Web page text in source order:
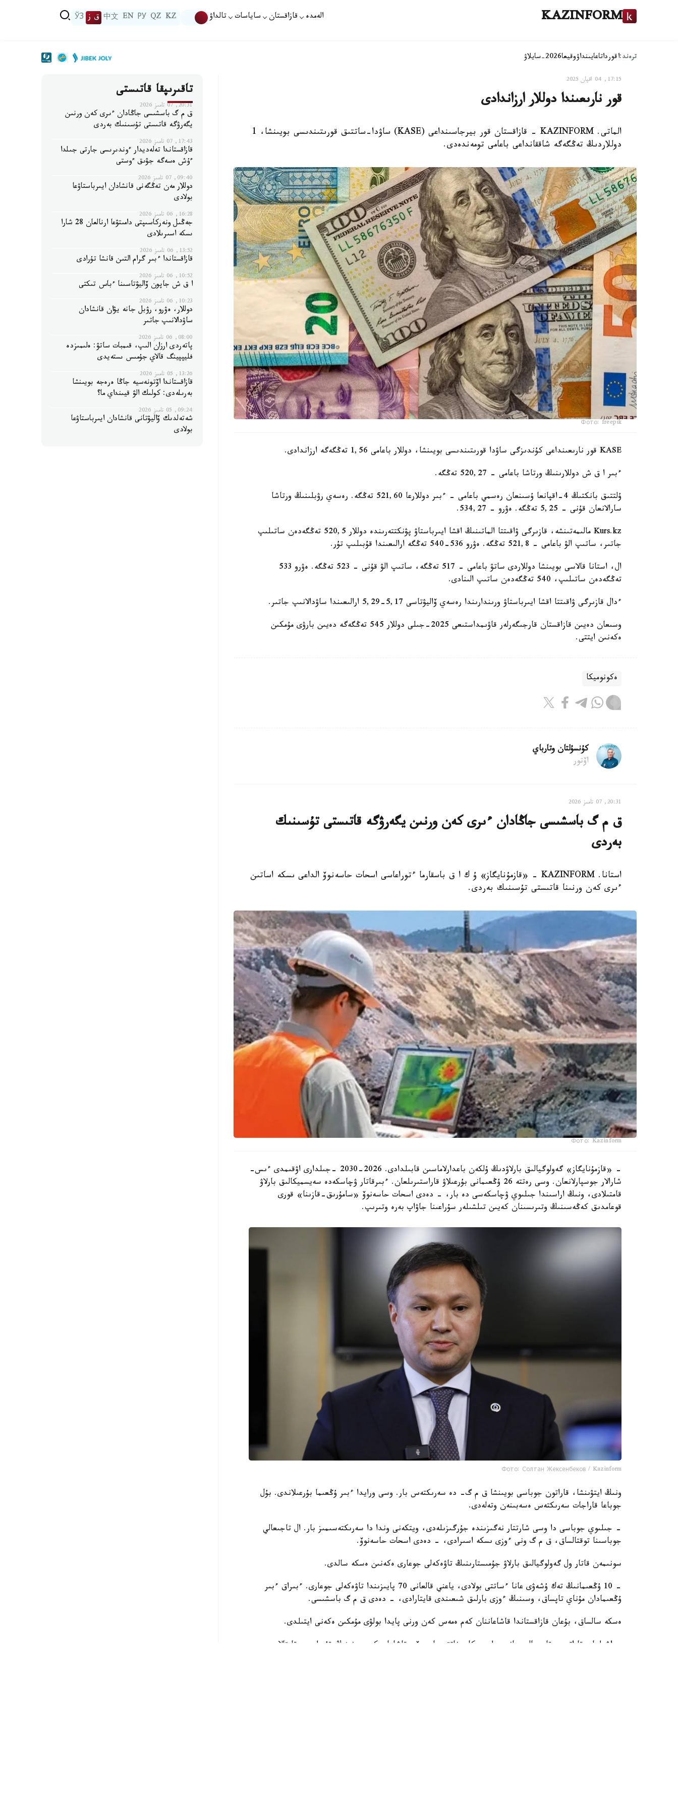
KAZINFORM الەمدە قازاقستان ساياسات تالداۋ KZ
QZ
РУ
EN
中文 ق ز ЎЗ
ترەند:اقورداتاعايىنداۋوقيعا2026-سايلاۋ
17:15, 04 اقپان 2025
قور نارىعىندا دوللار ارزاندادى
الماتى. KAZINFORM - قازاقستان قور بيرجاسىنداعى (KASE) ساۋدا-ساتتىق قورىتىندىسى بويىنشا، 1
دوللاردىڭ تەڭگەگە شاققانداعى باعامى تومەندەدى.
Фото: freepik
KASE قور نارىعىنداعى كۇندىزگى ساۋدا قورىتىندىسى بويىنشا، دوللار باعامى 1,56 تەڭگەگە ارزاندادى.
ءبىر ا ق ش دوللارىنىڭ ورتاشا باعامى - 520,27 تەڭگە.
ۇلتتىق بانكتىڭ 4-اقپانعا ۇسىنعان رەسمي باعامى - ءبىر دوللارعا 521,60 تەڭگە. رەسەي رۋبلىنىڭ ورتاشا
سارالانعان قۇنى - 5,25 تەڭگە. ەۋرو - 534,27.
Kurs.kz مالىمەتىنشە، قازىرگى ۋاقىتتا الماتىنىڭ اقشا ايىرباستاۋ پۋنكتتەرىندە دوللار 520,5 تەڭگەدەن ساتىلىپ
جاتىر، ساتىپ الۋ باعامى - 521,8 تەڭگە. ەۋرو 536-540 تەڭگە ارالىعىندا قۇبىلىپ تۇر.
ال، استانا قالاسى بويىنشا دوللاردى ساتۋ باعامى - 517 تەڭگە، ساتىپ الۋ قۇنى - 523 تەڭگە. ەۋرو 533
تەڭگەدەن ساتىلىپ، 540 تەڭگەدەن ساتىپ الىنادى.
ءدال قازىرگى ۋاقىتتا اقشا ايىرباستاۋ ورىندارىندا رەسەي ۆاليۋتاسى 5,17-5,29 ارالىعىندا ساۋدالانىپ جاتىر.
وسىعان دەيىن قازاقستان قارجىگەرلەر قاۋىمداستىعى 2025-جىلى دوللار 545 تەڭگەگە دەيىن بارۋى مۇمكىن
ەكەنىن ايتتى.
ەكونوميكا
كۇنسۇلتان وتارباي
اۆتور
20:31, 07 تامىز 2026
ق م گ باسشىسى جاڭادان ءىرى كەن ورنىن يگەرۋگە قاتىستى تۇسىنىك
بەردى
استانا. KAZINFORM - «قازمۇنايگاز» ۇ ك ا ق باسقارما ءتوراعاسى اسحات حاسەنوۆ الداعى ىسكە اساتىن
ءىرى كەن ورنىنا قاتىستى تۇسىنىك بەردى.
Фото: Kazinform
- «قازمۇنايگاز» گەولوگيالىق بارلاۋدىڭ ۇلكەن باعدارلاماسىن قابىلدادى. 2026-2030 -جىلدارى اۋقىمدى ءىس-
شارالار جوسپارلانعان. وسى رەتتە 26 ۇڭعىمانى بۇرعىلاۋ قاراستىرىلعان. ءبىرقاتار ۋچاسكەدە سەيسميكالىق بارلاۋ
قامتىلادى، ونىڭ اراسىندا جىلىوي ۋچاسكەسى دە بار، - دەدى اسحات حاسەنوۆ «سامۇرىق-قازىنا» قورى
قوعامدىق كەڭەسىنىڭ وتىرىسىنان كەيىن تىلشىلەر سۇراعىنا جاۋاپ بەرە وتىرىپ.
Фото: Солтан Жексенбеков / Kazinform
ونىڭ ايتۋىنشا، قاراتون جوباسى بويىنشا ق م گ- دە سەرىكتەس بار. وسى ورايدا ءبىر ۇڭعىما بۇرعىلاندى. بۇل
جوباعا قاراجات سەرىكتەس ەسەبىنەن وتەلەدى.
- جىلىوي جوباسى دا وسى شارتتار نەگىزىندە جۇرگىزىلەدى، ويتكەنى وندا دا سەرىكتەسىمىز بار. ال تاجىعالي
جوباسىنا توقتالساق، ق م گ ونى ءوزى ىسكە اسىرادى، - دەدى اسحات حاسەنوۆ.
سونىمەن قاتار ول گەولوگيالىق بارلاۋ جۇمىستارىنىڭ تاۋەكەلى جوعارى ەكەنىن ەسكە سالدى.
- 10 ۇڭعىمانىڭ تەك ۇشەۋى عانا ءساتتى بولادى، ياعني قالعانى 70 پايىزىندا تاۋەكەلى جوعارى. ءبىراق ءبىر
ۇڭعىمادان مۇناي تاپساق، وسىنىڭ ءوزى بارلىق شىعىندى قايتارادى، - دەدى ق م گ باسشىسى.
ەسكە سالساق، بۇعان قازاقستاندا قاشاعاننان كەم ەمەس كەن ورنى پايدا بولۋى مۇمكىن ەكەنى ايتىلدى.
- اشىلعان قاراتون، قاجىعالي جانە جىلىوي كاربوناتتى ماسسيۆى قاشاعان كەن ورنىنىڭ قۇرىلىمىن قايتالايدى.
تاقىرىپقا قاتىستى
20:31, 07 تامىز 2026
ق م گ باسشىسى جاڭادان ءىرى كەن ورنىن
يگەرۋگە قاتىستى تۇسىنىك بەردى
17:43, 07 تامىز 2026
قازاقستاندا تەلەديدار ءوندىرىسى جارتى جىلدا
ءۇش ەسەگە جۋىق ءوستى
09:40, 07 تامىز 2026
دوللار مەن تەڭگەنى قانشادان ايىرباستاۋعا
بولادى
16:28, 06 تامىز 2026
جەڭىل ونەركاسىپتى دامىتۋعا ارنالعان 28 شارا
ىسكە اسىرىلادى
13:52, 06 تامىز 2026
قازاقستاندا ءبىر گرام التىن قانشا تۇرادى
10:52, 06 تامىز 2026
ا ق ش جاپون ۆاليۋتاسىنا ءباس تىكتى
10:23, 06 تامىز 2026
دوللار، ەۋرو، رۋبل جانە يۋان قانشادان
ساۋدالانىپ جاتىر
08:00, 06 تامىز 2026
پاتەردى ارزان الىپ، قىمبات ساتۋ: ەلىمىزدە
فليپپينگ قالاي جۇمىس ىستەيدى
13:26, 05 تامىز 2026
قازاقستاندا اۆتونەسيە جاڭا ەرەجە بويىنشا
بەرىلەدى: كولىك الۋ قيىنداي ما؟
09:24, 05 تامىز 2026
شەتەلدىك ۆاليۋتانى قانشادان ايىرباستاۋعا
بولادى